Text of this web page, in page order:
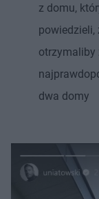
z domu,
powiedzieli,
otrzymaliby
dwa domy